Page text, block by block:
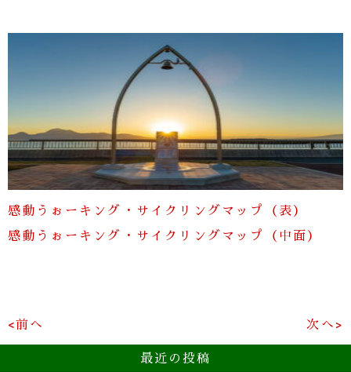
感動うぉーキング・サイクリングマップ（表）
感動うぉーキング・サイクリングマップ（中面）
<前へ 次へ>
最近の投稿